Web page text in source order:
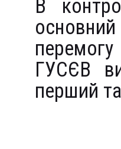
В
ГУСЄВ
перший